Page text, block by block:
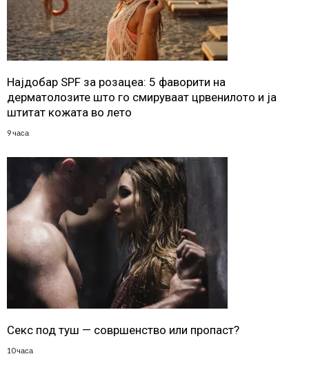
Најдобар SPF за розацеа: 5 фаворити на
дерматолозите што го смируваат црвенилото и ја
штитат кожата во лето
9 часа
Секс под туш — совршенство или пропаст?
10 часа